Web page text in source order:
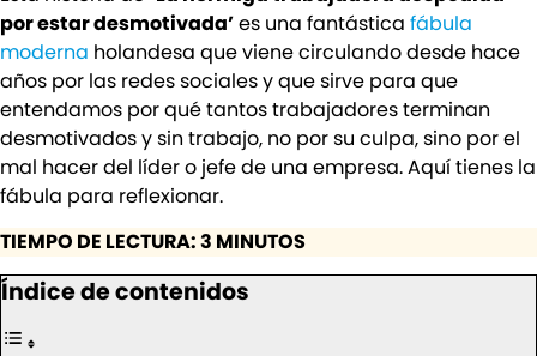
por estar desmotivada’es una fantástica fábula
moderna holandesa que viene circulando desde hace
años por las redes sociales y que sirve para que
entendamos por qué tantos trabajadores terminan
desmotivados y sin trabajo, no por su culpa, sino por el
mal hacer del líder o jefe de una empresa. Aquí tienes la
fábula para reflexionar.
TIEMPO DE LECTURA: 3 MINUTOS
Índice de contenidos